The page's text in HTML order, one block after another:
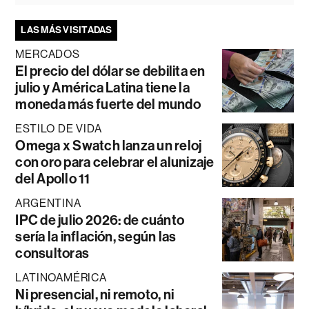
LAS MÁS VISITADAS
MERCADOS
El precio del dólar se debilita en
julio y América Latina tiene la
moneda más fuerte del mundo
ESTILO DE VIDA
Omega x Swatch lanza un reloj
con oro para celebrar el alunizaje
del Apollo 11
ARGENTINA
IPC de julio 2026: de cuánto
sería la inflación, según las
consultoras
LATINOAMÉRICA
Ni presencial, ni remoto, ni